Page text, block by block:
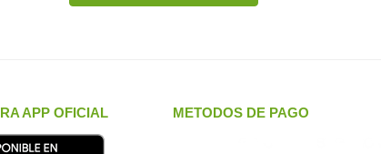
APP OFICIAL METODOS DE PAGO